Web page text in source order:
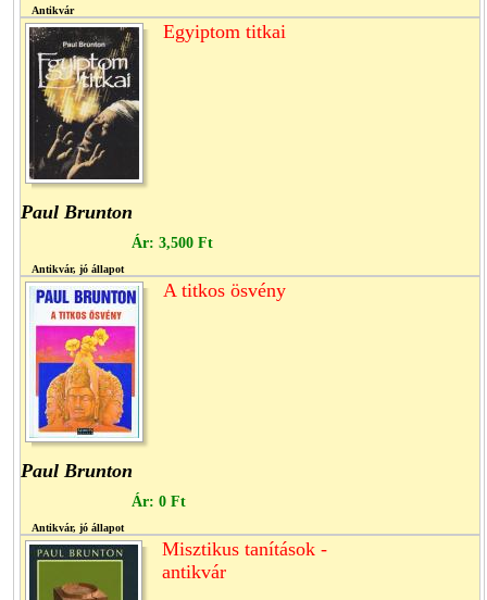
Antikvár
Egyiptom titkai
Paul Brunton
Ár: 3,500 Ft
Antikvár, jó állapot
A titkos ösvény
Paul Brunton
Ár: 0 Ft
Antikvár, jó állapot
Misztikus tanítások -
antikvár